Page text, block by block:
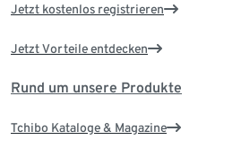
Jetzt kostenlos registrieren
Jetzt Vorteile entdecken
Rund um unsere Produkte
Tchibo Kataloge & Magazine